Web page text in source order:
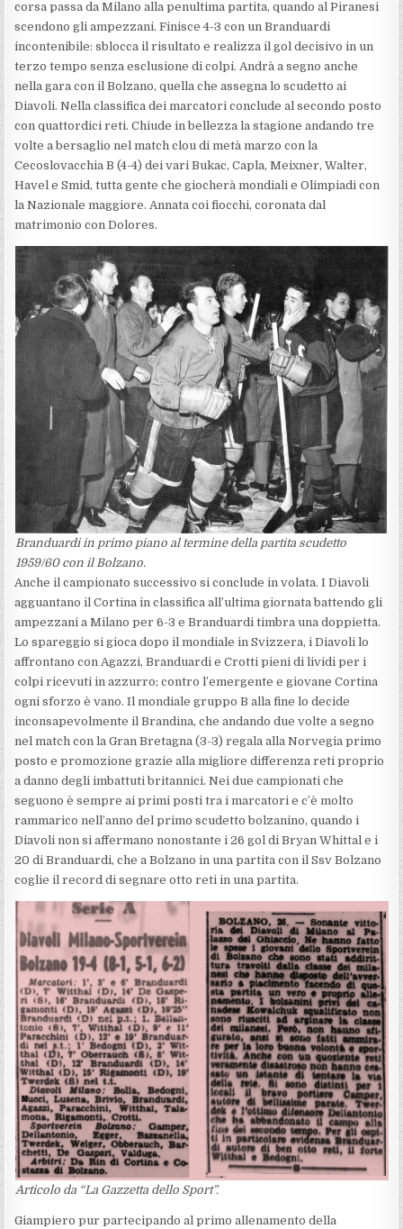
corsa passa da Milano alla penultima partita, quando al Piranesi
scendono gli ampezzani. Finisce 4-3 con un Branduardi
incontenibile: sblocca il risultato e realizza il gol decisivo in un
terzo tempo senza esclusione di colpi. Andrà a segno anche
nella gara con il Bolzano, quella che assegna lo scudetto ai
Diavoli. Nella classifica dei marcatori conclude al secondo posto
con quattordici reti. Chiude in bellezza la stagione andando tre
volte a bersaglio nel match clou di metà marzo con la
Cecoslovacchia B (4-4) dei vari Bukac, Capla, Meixner, Walter,
Havel e Smid, tutta gente che giocherà mondiali e Olimpiadi con
la Nazionale maggiore. Annata coi fiocchi, coronata dal
matrimonio con Dolores.
Branduardi in primo piano al termine della partita scudetto
1959/60 con il Bolzano.
Anche il campionato successivo si conclude in volata. I Diavoli
agguantano il Cortina in classifica all’ultima giornata battendo gli
ampezzani a Milano per 6-3 e Branduardi timbra una doppietta.
Lo spareggio si gioca dopo il mondiale in Svizzera, i Diavoli lo
affrontano con Agazzi, Branduardi e Crotti pieni di lividi per i
colpi ricevuti in azzurro; contro l’emergente e giovane Cortina
ogni sforzo è vano. Il mondiale gruppo B alla fine lo decide
inconsapevolmente il Brandina, che andando due volte a segno
nel match con la Gran Bretagna (3-3) regala alla Norvegia primo
posto e promozione grazie alla migliore differenza reti proprio
a danno degli imbattuti britannici. Nei due campionati che
seguono è sempre ai primi posti tra i marcatori e c’è molto
rammarico nell’anno del primo scudetto bolzanino, quando i
Diavoli non si affermano nonostante i 26 gol di Bryan Whittal e i
20 di Branduardi, che a Bolzano in una partita con il Ssv Bolzano
coglie il record di segnare otto reti in una partita.
Articolo da “La Gazzetta dello Sport”.
Giampiero pur partecipando al primo allenamento della